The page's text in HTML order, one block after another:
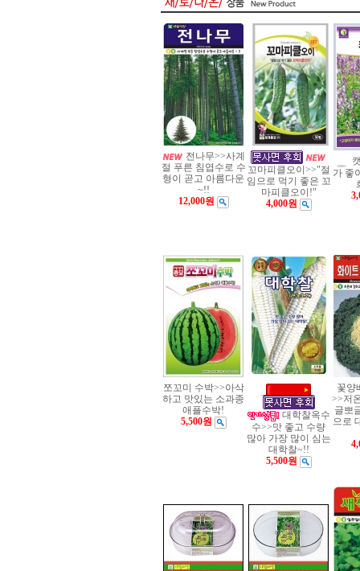
전나무>>사계
절 푸른 침엽수로 수
형이 곧고 아름다운
~!!
12,000원
꼬마피클오이>>"절
임으로 먹기 좋은 꼬
마피클오이!"
4,000원
가 좋
쪼꼬미 수박>>아삭
하고 맛있는 소과종
애플수박!
5,500원
대학찰옥수
수>>맛 좋고 수량
많아 가장 많이 심는
대학찰~!!
5,500원
꽃양
>>저
글뽀
으로